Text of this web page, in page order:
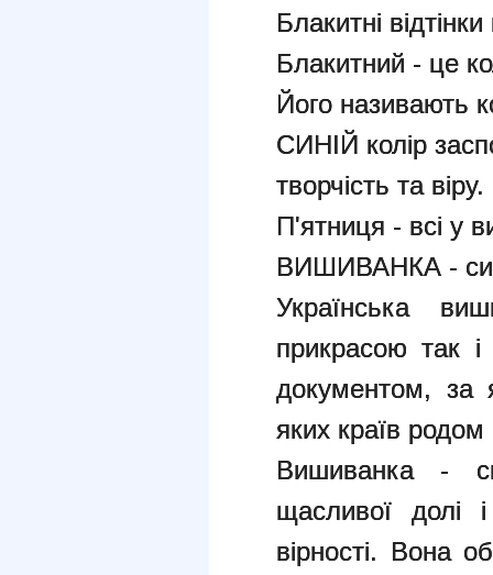
Блакитні
Блакитний - це
Його називають
СИНІЙ колір
творчість та віру.
П'ятниця - всі у
ВИШИВАНКА -
Українська
прикрасою так
документом, за
яких країв
Вишиванка -
щасливої долі
вірності. Вона